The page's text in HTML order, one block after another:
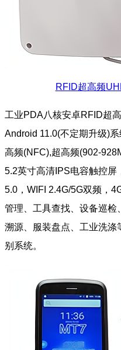
RFID超高频
工业PDA八核安卓RFID超
Android 11.0(不定期升级)
高频(NFC),超高频(902-
5.2英寸高清IPS电容触控
5.0，WIFI 2.4G/5G双频，
管理、工具查找、设备巡检
溯源、服装盘点、工业洗
别系统。